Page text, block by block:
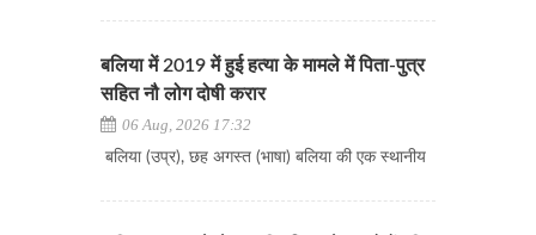
बलिया में 2019 में हुई हत्या के मामले में पिता-पुत्र
सहित नौ लोग दोषी करार
06 Aug, 2026 17:32
बलिया (उप्र), छह अगस्त (भाषा) बलिया की एक स्थानीय